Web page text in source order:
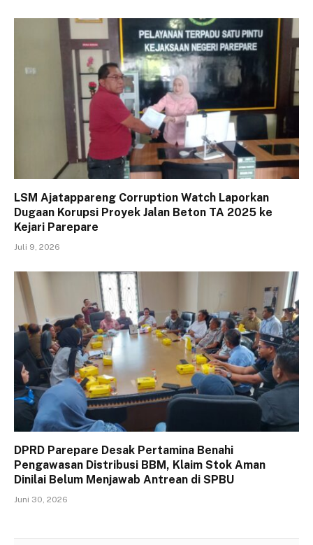
LSM Ajatappareng Corruption Watch Laporkan
Dugaan Korupsi Proyek Jalan Beton TA 2025 ke
Kejari Parepare
Juli 9, 2026
DPRD Parepare Desak Pertamina Benahi
Pengawasan Distribusi BBM, Klaim Stok Aman
Dinilai Belum Menjawab Antrean di SPBU
Juni 30, 2026